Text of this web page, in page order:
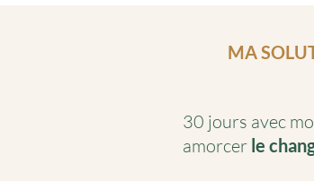
MA
30 jours avec
amorcer le